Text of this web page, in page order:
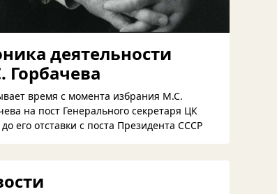
деятельности
Горбачева
время с момента избрания М.С.
на пост Генерального секретаря ЦК
его отставки с поста Президента СССР